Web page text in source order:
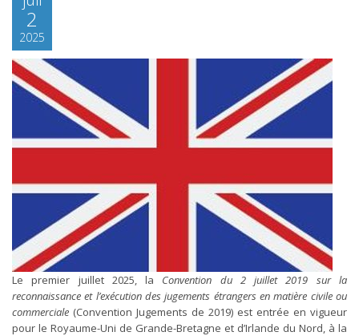
2
2025
Le premier juillet 2025, la Convention du 2 juillet 2019 sur la
reconnaissance et l’exécution des jugements étrangers en matière civile ou
commerciale (Convention Jugements de 2019) est entrée en vigueur
pour le Royaume-Uni de Grande-Bretagne et d’Irlande du Nord, à la